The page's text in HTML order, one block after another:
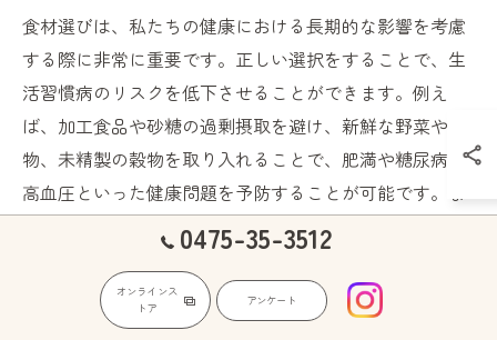
食材選びは、私たちの健康における長期的な影響を考慮
する際に非常に重要です。正しい選択をすることで、生
活習慣病のリスクを低下させることができます。例え
ば、加工食品や砂糖の過剰摂取を避け、新鮮な野菜や果
物、未精製の穀物を取り入れることで、肥満や糖尿病、
高血圧といった健康問題を予防することが可能です。ま
た、抗酸化物質を多く含む食材は、老化の進行を遅ら
なる食事の質を高めるだけでなく、心身の健康の維持に
おいても大きな役割を果たします。意識的な選び方が、
0475-35-3512
オンラインス
トア
アンケート